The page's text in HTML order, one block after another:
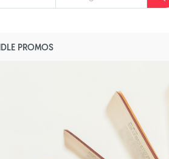
PROMOS